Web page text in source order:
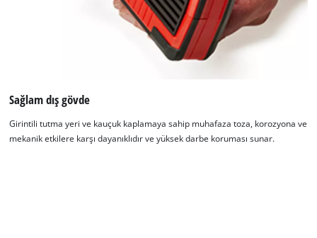
Sağlam dış gövde
Girintili tutma yeri ve kauçuk kaplamaya sahip muhafaza toza, korozyona ve
mekanik etkilere karşı dayanıklıdır ve yüksek darbe koruması sunar.